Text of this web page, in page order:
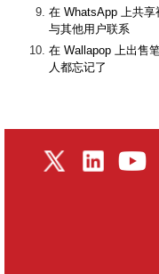
在 WhatsApp 上共
与其他用户联系
在 Wallapop 上出售
人都忘记了